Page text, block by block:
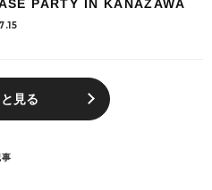
PARTY IN KANAZAWA
見る